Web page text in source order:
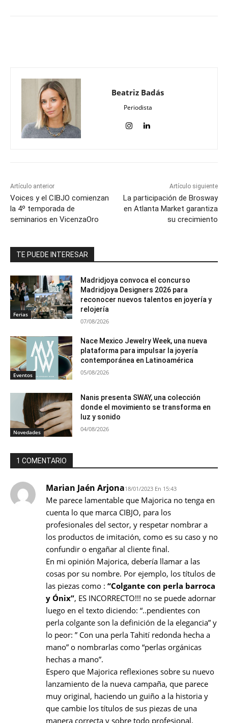
Beatriz Badás
Periodista
Artículo anterior
Voices y el CIBJO comienzan
la 4º temporada de
seminarios en VicenzaOro
Artículo siguiente
La participación de Brosway
en Atlanta Market garantiza
su crecimiento
TE PUEDE INTERESAR
Ferias
Madridjoya convoca el concurso
Madridjoya Designers 2026 para
reconocer nuevos talentos en joyería y
relojería
07/08/2026
Eventos
Nace Mexico Jewelry Week, una nueva
plataforma para impulsar la joyería
contemporánea en Latinoamérica
05/08/2026
Novedades
Nanis presenta SWAY, una colección
donde el movimiento se transforma en
luz y sonido
04/08/2026
1 COMENTARIO
Marian Jaén Arjona18/01/2023 En 15:43
Me parece lamentable que Majorica no tenga en
cuenta lo que marca CIBJO, para los
profesionales del sector, y respetar nombrar a
los productos de imitación, como es su caso y no
confundir o engañar al cliente final.
En mi opinión Majorica, debería llamar a las
cosas por su nombre. Por ejemplo, los títulos de
las piezas como : “Colgante con perla barroca
y Ónix”, ES INCORRECTO!!! no se puede adornar
luego en el texto diciendo: “..pendientes con
perla colgante son la definición de la elegancia” y
lo peor: ” Con una perla Tahití redonda hecha a
mano” o nombrarlas como “perlas orgánicas
hechas a mano”.
Espero que Majorica reflexiones sobre su nuevo
lanzamiento de la nueva campaña, que parece
muy original, haciendo un guiño a la historia y
que cambie los títulos de sus piezas de una
manera correcta y sobre todo profesional.